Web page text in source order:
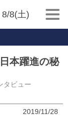
8/8(土)
本躍進の秘
タビュー
2019/11/28